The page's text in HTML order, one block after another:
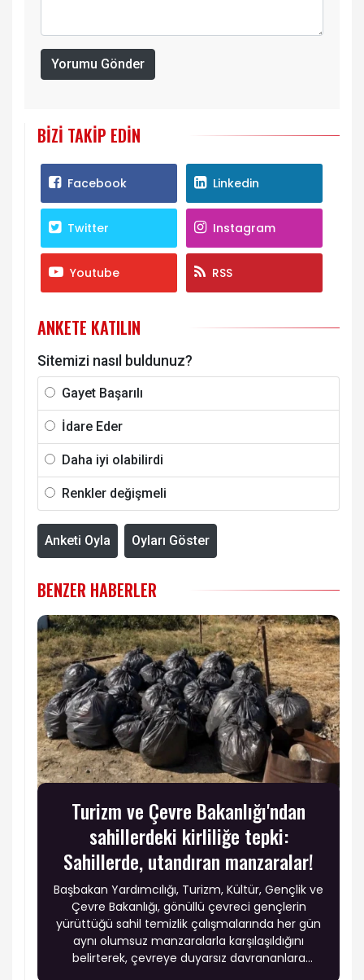
Yorumu Gönder
BIZI TAKIP EDIN
Facebook Linkedin
Twitter Instagram
Youtube RSS
ANKETE KATILIN
Sitemizi nasıl buldunuz?
Gayet Başarılı
İdare Eder
Daha iyi olabilirdi
Renkler değişmeli
Anketi Oyla Oyları Göster
BENZER HABERLER
Turizm ve Çevre Bakanlığı'ndan
sahillerdeki kirliliğe tepki:
Sahillerde, utandıran manzaralar!
Başbakan Yardımcılığı, Turizm, Kültür, Gençlik ve
Çevre Bakanlığı, gönüllü çevreci gençlerin
yürüttüğü sahil temizlik çalışmalarında her gün
aynı olumsuz manzaralarla karşılaşıldığını
belirterek, çevreye duyarsız davrananlara